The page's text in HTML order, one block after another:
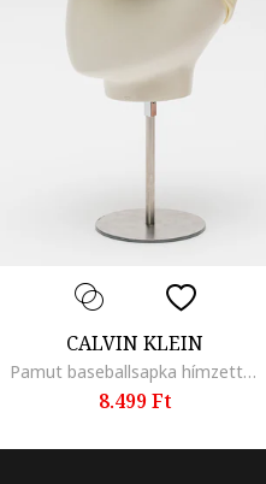
CALVIN KLEIN
Pamut baseballsapka hímzett logóval, Halványsárga
8.499 Ft